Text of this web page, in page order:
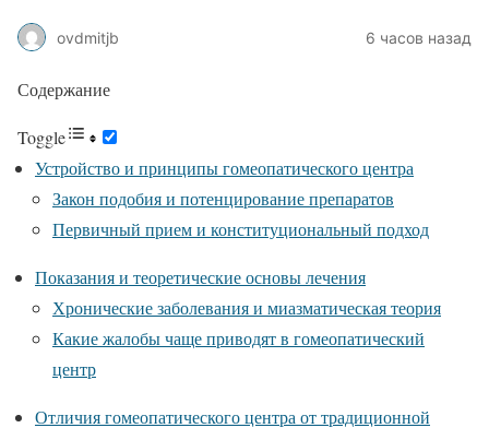
ovdmitjb 6 часов назад
Содержание
Toggle
Устройство и принципы гомеопатического центра
Закон подобия и потенцирование препаратов
Первичный прием и конституциональный подход
Показания и теоретические основы лечения
Хронические заболевания и миазматическая теория
Какие жалобы чаще приводят в гомеопатический
центр
Отличия гомеопатического центра от традиционной